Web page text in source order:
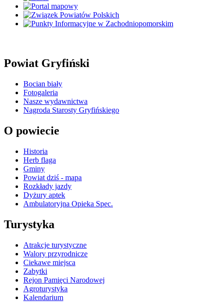
Powiat Gryfiński
Bocian biały
Fotogaleria
Nasze wydawnictwa
Nagroda Starosty Gryfińskiego
O powiecie
Historia
Herb flaga
Gminy
Powiat dziś - mapa
Rozkłady jazdy
Dyżury aptek
Ambulatoryjna Opieka Spec.
Turystyka
Atrakcje turystyczne
Walory przyrodnicze
Ciekawe miejsca
Zabytki
Rejon Pamięci Narodowej
Agroturystyka
Kalendarium